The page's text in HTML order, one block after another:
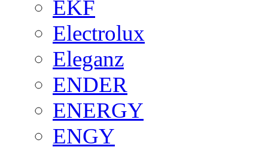
EKF
Electrolux
Eleganz
ENDER
ENERGY
ENGY